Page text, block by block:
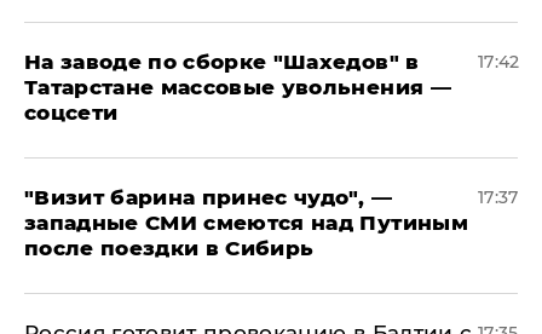
На заводе по сборке "Шахедов" в
Татарстане массовые увольнения —
соцсети
17:42
"Визит барина принес чудо", —
западные СМИ смеются над Путиным
после поездки в Сибирь
17:37